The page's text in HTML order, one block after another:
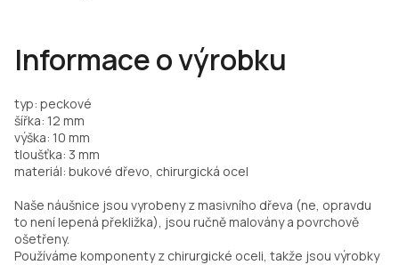
Informace o výrobku
typ: peckové
šířka: 12 mm
výška: 10 mm
tloušťka: 3 mm
materiál: bukové dřevo, chirurgická ocel
Naše náušnice jsou vyrobeny z masivního dřeva (ne, opravdu
to není lepená překližka), jsou ručně malovány a povrchově
ošetřeny.
Používáme komponenty z chirurgické oceli, takže jsou výrobky